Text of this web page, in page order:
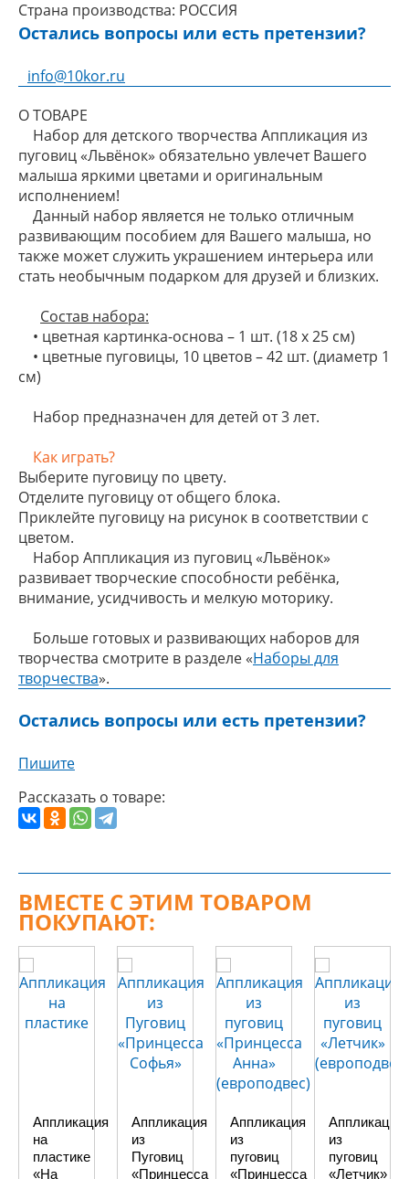
Страна производства: РОССИЯ
Остались вопросы или есть претензии?
info@10kor.ru
О ТОВАРЕ
Набор для детского творчества Аппликация из
пуговиц «Львёнок» обязательно увлечет Вашего
малыша яркими цветами и оригинальным
исполнением!
Данный набор является не только отличным
развивающим пособием для Вашего малыша, но
также может служить украшением интерьера или
стать необычным подарком для друзей и близких.
Состав набора:
• цветная картинка-основа – 1 шт. (18 х 25 см)
• цветные пуговицы, 10 цветов – 42 шт. (диаметр 1
см)
Набор предназначен для детей от 3 лет.
Как играть?
Выберите пуговицу по цвету.
Отделите пуговицу от общего блока.
Приклейте пуговицу на рисунок в соответствии с
цветом.
Набор Аппликация из пуговиц «Львёнок»
развивает творческие способности ребёнка,
внимание, усидчивость и мелкую моторику.
Больше готовых и развивающих наборов для
творчества смотрите в разделе «Наборы для
творчества».
Остались вопросы или есть претензии?
Пишите
Рассказать о товаре:
ВМЕСТЕ С ЭТИМ ТОВАРОМ
ПОКУПАЮТ:
Аппликация
на
пластике
«На
Аппликация
из
Пуговиц
«Принцесса
Аппликация
из
пуговиц
«Принцесса
Аппликация
из
пуговиц
«Летчик»